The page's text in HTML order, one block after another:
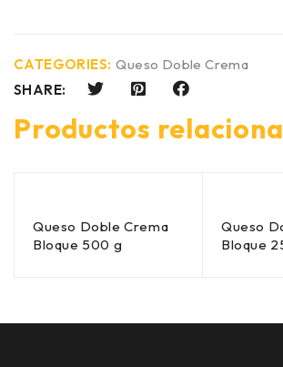
CATEGORIES: Queso Doble Crema
SHARE:
Productos
Queso Doble Crema
Bloque 500 g
Queso
Bloque